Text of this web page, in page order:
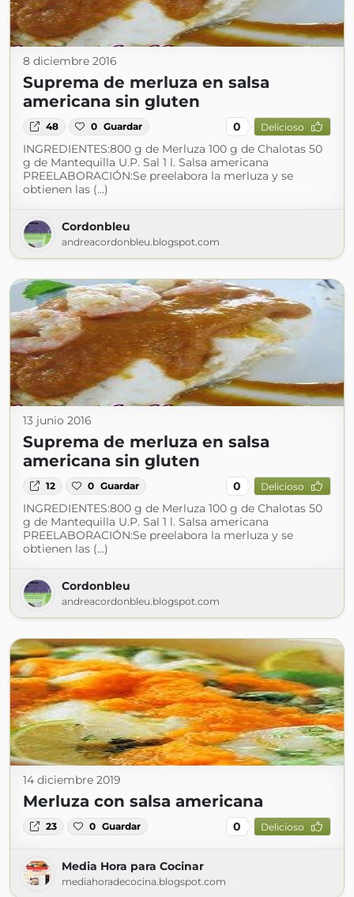
8 diciembre 2016
Suprema de merluza en salsa
americana sin gluten
48 0 Guardar 0 Delicioso
INGREDIENTES:800 g de Merluza 100 g de Chalotas 50
g de Mantequilla U.P. Sal 1 l. Salsa americana
PREELABORACIÓN:Se preelabora la merluza y se
obtienen las (...)
Cordonbleu
andreacordonbleu.blogspot.com
13 junio 2016
Suprema de merluza en salsa
americana sin gluten
12 0 Guardar 0 Delicioso
INGREDIENTES:800 g de Merluza 100 g de Chalotas 50
g de Mantequilla U.P. Sal 1 l. Salsa americana
PREELABORACIÓN:Se preelabora la merluza y se
obtienen las (...)
Cordonbleu
andreacordonbleu.blogspot.com
14 diciembre 2019
Merluza con salsa americana
23 0 Guardar 0 Delicioso
Media Hora para Cocinar
mediahoradecocina.blogspot.com